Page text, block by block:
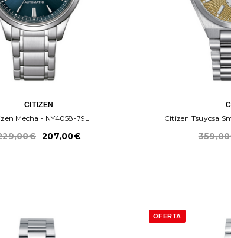
CITIZEN
Mecha - NY4058-79L
207,00€
Citizen Tsuyosa
OFERTA